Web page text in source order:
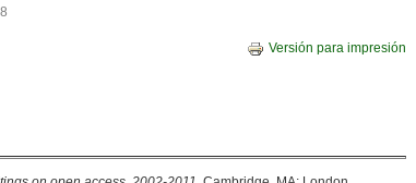
Versión para impresión